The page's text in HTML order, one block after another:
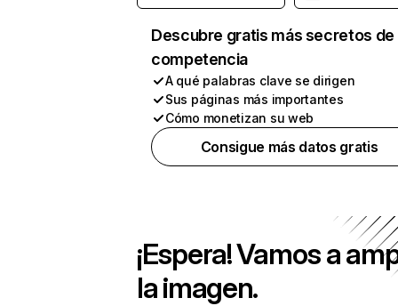
Descubre gratis más secretos de
competencia
A qué palabras clave se dirigen
Sus páginas más importantes
Cómo monetizan su web
Consigue más datos gratis
¡Espera! Vamos a
la imagen.